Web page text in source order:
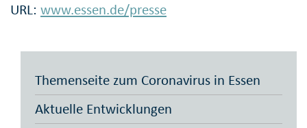
URL: www.essen.de/presse
Themenseite zum Coronavirus in Essen
Aktuelle Entwicklungen